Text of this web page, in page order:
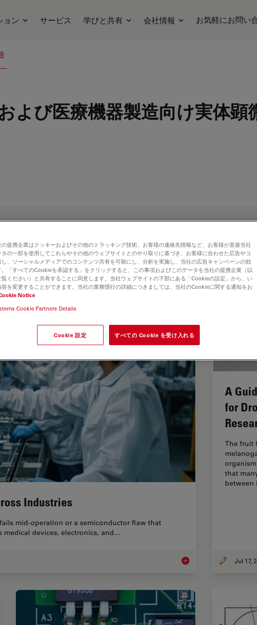
ョン サービス 学びと共有 会社情報 お気軽にお問い
よび医療機器製造向け実体顕
Industries
mid-operation or a semiconductor flaw that
medical devices, electronics, and…
Quality Assurance
A
for
The fruit
that
between
Jul 17,
提携企業はクッキーおよびその他のトラッキング技術、お客様の連絡先情報など、お客様が直接当社
の一部を使用してこれらやその他のウェブサイトとのやり取りに基づき、お客様に合わせた広告やコ
、ソーシャルメディアでのコンテンツ共有を可能にし、分析を実施し、当社の広告キャンペーンの効
「すべてのCookieを承認する」をクリックすると、この事項およびこのデータを当社の提携企業（以
ください）と共有することに同意します。当社ウェブサイトの下部にある「Cookieの設定」から、い
を変更することができます。当社の業務慣行の詳細につきましては、当社のCookieに関する通知をお
Notice
Cookie Partners Details
Cookie 設定 すべての Cookie を受け入れる